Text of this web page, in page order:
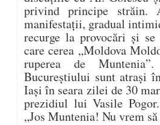
privind principe străin.
manifestaţii, gradual
recurge la provocări şi
care cerea „Moldova
ruperea de
Bucureştiului sunt atraşi
Iaşi în seara zilei de 30
prezidiul lui Vasile
„Jos Muntenia! Nu vrem